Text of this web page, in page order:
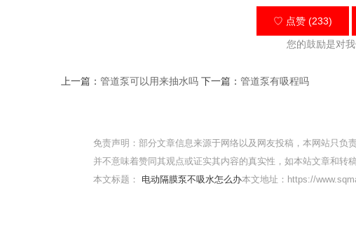
♡ 点赞 (233)
您的鼓励是对
上一篇： 管道泵可以用来抽水吗 下一篇： 管道泵有吸程吗
免责声明：部分文章信息来源于网络以及网友投稿，本网站只负
并不意味着赞同其观点或证实其内容的真实性，如本站文章和转
本文标题： 电动隔膜泵不吸水怎么办本文地址：https://